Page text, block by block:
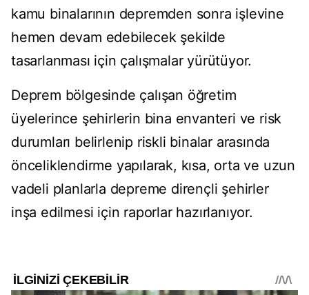
kamu binalarının depremden sonra işlevine
hemen devam edebilecek şekilde
tasarlanması için çalışmalar yürütüyor.
Deprem bölgesinde çalışan öğretim
üyelerince şehirlerin bina envanteri ve risk
durumları belirlenip riskli binalar arasında
önceliklendirme yapılarak, kısa, orta ve uzun
vadeli planlarla depreme dirençli şehirler
inşa edilmesi için raporlar hazırlanıyor.